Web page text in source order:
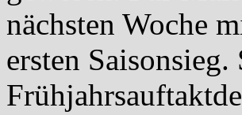
nächsten Woche
ersten